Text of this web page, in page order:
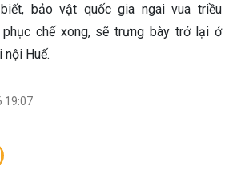
bảo vật quốc gia ngai vua triều
chế xong, sẽ trưng bày trở lại ở
nội Huế.
19:07